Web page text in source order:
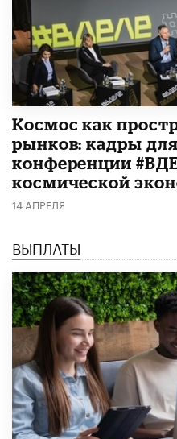
Космос как
рынков: кадры
конференции
космической
14 АПРЕЛЯ
ВЫПЛАТЫ